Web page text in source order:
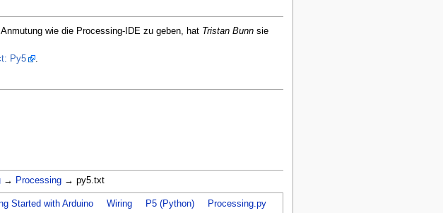
wie die Processing-IDE zu geben, hat Tristan Bunnsie
Py5 .
→ Processing→ py5.txt
Started with Arduino Wiring P5 (Python)
Processing.py